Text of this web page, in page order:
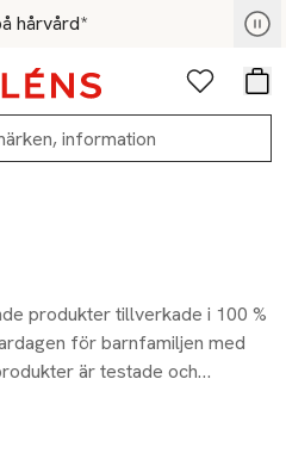
hårvård*
- Shoppa nu
Favoriter
produkter tillverkade i 100 %
för barnfamiljen med
är testade och